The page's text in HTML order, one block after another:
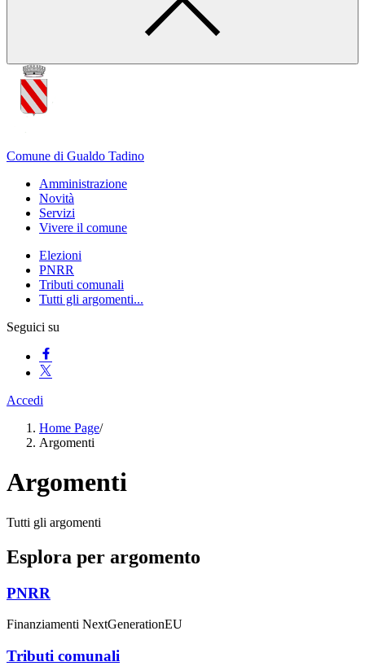
Comune di Gualdo Tadino
Amministrazione
Novità
Servizi
Vivere il comune
Elezioni
PNRR
Tributi comunali
Tutti gli argomenti...
Seguici su
Accedi
Home Page/
Argomenti
Argomenti
Tutti gli argomenti
Esplora per argomento
PNRR
Finanziamenti NextGenerationEU
Tributi comunali